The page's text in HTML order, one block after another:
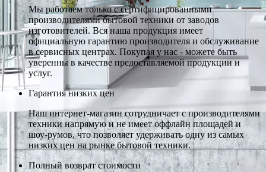
Мы работаем только с сертифицированными
производителями бытовой техники от заводов
изготовителей. Вся наша продукция имеет
официальную гарантию производителя и обслуживание
в сервисных центрах. Покупая у нас - можете быть
уверенны в качестве предоставляемой продукции и
услуг.
Гарантия низких цен
Наш интернет-магазин сотрудничает с производителями
техники напрямую и не имеет оффлайн площадей и
шоу-румов, что позволяет удерживать одну из самых
низких цен на рынке бытовой техники.
Полный возврат стоимости